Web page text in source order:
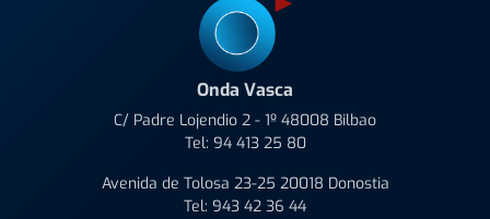
Onda Vasca
C/ Padre Lojendio 2 - 1º 48008 Bilbao
Tel: 94 413 25 80
Avenida de Tolosa 23-25 20018 Donostia
Tel: 943 42 36 44